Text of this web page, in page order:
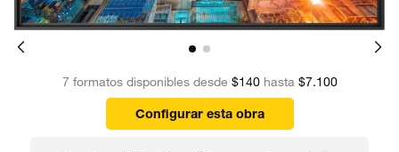
7 formatos disponibles desde $140hasta $7.100
Configurar esta obra